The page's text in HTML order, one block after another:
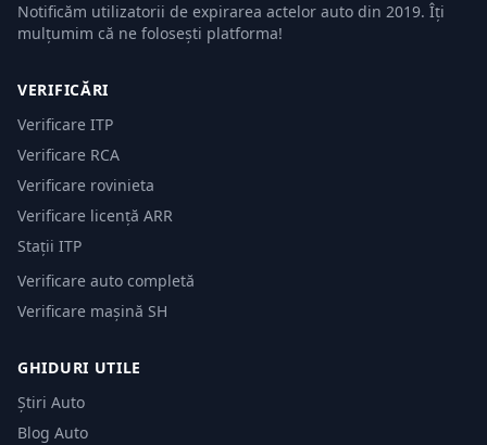
Notificăm utilizatorii de expirarea actelor auto din 2019. Îți
mulțumim că ne folosești platforma!
VERIFICĂRI
Verificare ITP
Verificare RCA
Verificare rovinieta
Verificare licență ARR
Stații ITP
Verificare auto completă
Verificare mașină SH
GHIDURI UTILE
Știri Auto
Blog Auto